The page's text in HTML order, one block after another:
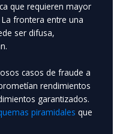
que requieren mayor
frontera entre una
ser difusa,
casos de fraude a
rendimientos
garantizados.
piramidales que